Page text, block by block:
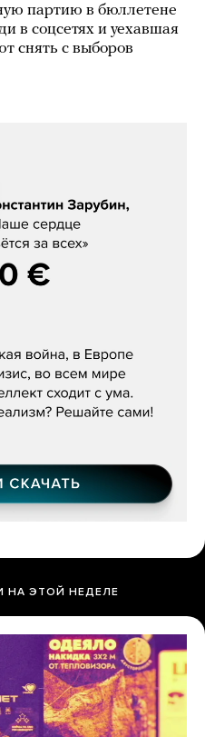
партию в бюллетене
в соцсетях и уехавшая
снять с выборов
«Наше сердце
НА ЭТОЙ НЕДЕЛЕ